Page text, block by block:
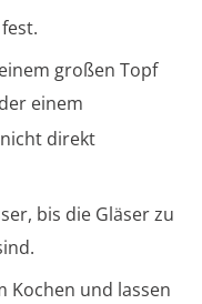
großen Topf
einem
direkt
bis die Gläser zu
Kochen und lassen